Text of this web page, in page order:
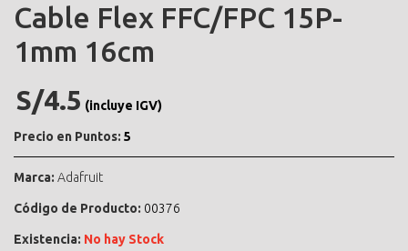
Cable Flex FFC/FPC 15P-
1mm 16cm
S/4.5 (incluye IGV)
Precio en Puntos: 5
Marca: Adafruit
Código de Producto: 00376
Existencia: No hay Stock